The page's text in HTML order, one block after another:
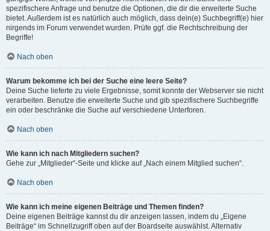
spezifischere Anfrage und benutze die Optionen, die dir die erweiterte Suche
bietet. Außerdem ist es natürlich auch möglich, dass dein(e) Suchbegriff(e) hier
nirgends im Forum verwendet wurden. Prüfe ggf. die Rechtschreibung der
Begriffe!
Nach oben
Warum bekomme ich bei der Suche eine leere Seite?
Deine Suche lieferte zu viele Ergebnisse, somit konnte der Webserver sie nicht
verarbeiten. Benutze die erweiterte Suche und gib spezifischere Suchbegriffe
ein oder beschränke die Suche auf verschiedene Unterforen.
Nach oben
Wie kann ich nach Mitgliedern suchen?
Gehe zur „Mitglieder“-Seite und klicke auf „Nach einem Mitglied suchen“.
Nach oben
Wie kann ich meine eigenen Beiträge und Themen finden?
Deine eigenen Beiträge kannst du dir anzeigen lassen, indem du „Eigene
Beiträge“ im Schnellzugriff oben auf der Boardseite auswählst. Alternativ